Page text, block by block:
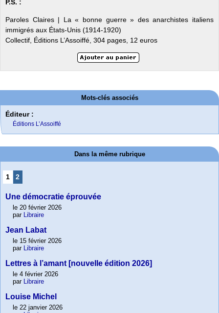
P.S. :
Paroles Claires | La « bonne guerre » des anarchistes italiens
immigrés aux États-Unis (1914-1920)
Collectif, Éditions L’Assoiffé, 304 pages, 12 euros
Mots-clés associés
Éditeur :
Éditions L’Assoiffé
Dans la même rubrique
1 2
Une démocratie éprouvée
le 20 février 2026
par Libraire
Jean Labat
le 15 février 2026
par Libraire
Lettres à l’amant [nouvelle édition 2026]
le 4 février 2026
par Libraire
Louise Michel
le 22 janvier 2026